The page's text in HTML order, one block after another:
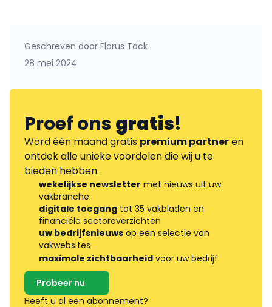
Geschreven door Florus Tack
28 mei 2024
Proef onsgratis!
Word één maand gratis premium partneren
ontdek alle unieke voordelen die wij u te
bieden hebben.
wekelijkse newsletter met nieuws uit uw
vakbranche
digitale toegang tot 35 vakbladen en
financiële sectoroverzichten
uw bedrijfsnieuws op een selectie van
vakwebsites
maximale zichtbaarheid voor uw bedrijf
Probeer nu
Heeft u al een abonnement?